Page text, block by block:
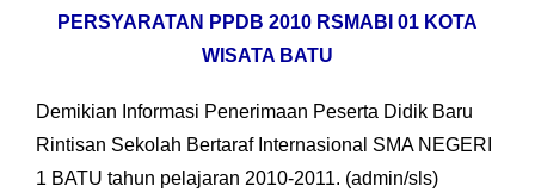
PERSYARATAN PPDB 2010 RSMABI 01 KOTA
WISATA BATU
Demikian Informasi Penerimaan Peserta Didik Baru
Rintisan Sekolah Bertaraf Internasional SMA NEGERI
1 BATU tahun pelajaran 2010-2011. (admin/sls)